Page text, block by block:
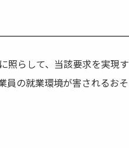
らして、当該要求を実現す
員の就業環境が害されるおそ